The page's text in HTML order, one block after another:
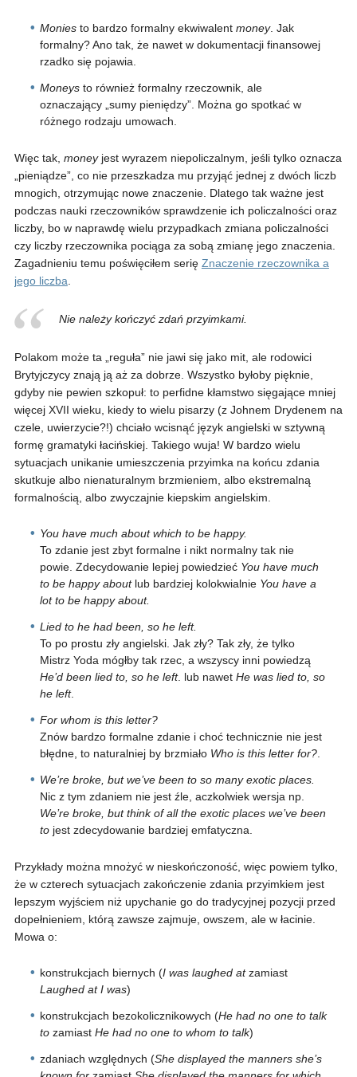
Moniesto bardzo formalny ekwiwalent money. Jak
formalny? Ano tak, że nawet w dokumentacji finansowej
rzadko się pojawia.
Moneysto również formalny rzeczownik, ale
oznaczający „sumy pieniędzy”. Można go spotkać w
różnego rodzaju umowach.
Więc tak, moneyjest wyrazem niepoliczalnym, jeśli tylko oznacza
„pieniądze”, co nie przeszkadza mu przyjąć jednej z dwóch liczb
mnogich, otrzymując nowe znaczenie. Dlatego tak ważne jest
podczas nauki rzeczowników sprawdzenie ich policzalności oraz
liczby, bo w naprawdę wielu przypadkach zmiana policzalności
czy liczby rzeczownika pociąga za sobą zmianę jego znaczenia.
Zagadnieniu temu poświęciłem serię Znaczenie rzeczownika a
jego liczba.
Nie należy kończyć zdań przyimkami.
Polakom może ta „reguła” nie jawi się jako mit, ale rodowici
Brytyjczycy znają ją aż za dobrze. Wszystko byłoby pięknie,
gdyby nie pewien szkopuł: to perfidne kłamstwo sięgające mniej
więcej XVII wieku, kiedy to wielu pisarzy (z Johnem Drydenem na
czele, uwierzycie?!) chciało wcisnąć język angielski w sztywną
formę gramatyki łacińskiej. Takiego wuja! W bardzo wielu
sytuacjach unikanie umieszczenia przyimka na końcu zdania
skutkuje albo nienaturalnym brzmieniem, albo ekstremalną
formalnością, albo zwyczajnie kiepskim angielskim.
You have much about which to be happy.
To zdanie jest zbyt formalne i nikt normalny tak nie
powie. Zdecydowanie lepiej powiedzieć You have much
to be happy about lub bardziej kolokwialnieYou have a
lot to be happy about.
Lied to he had been, so he left.
To po prostu zły angielski. Jak zły? Tak zły, że tylko
Mistrz Yoda mógłby tak rzec, a wszyscy inni powiedzą
He’d been lied to, so he left. lub nawet He was lied to, so
he left.
For whom is this letter?
Znów bardzo formalne zdanie i choć technicznie nie jest
błędne, to naturalniej by brzmiało Who is this letter for?.
We’re broke, but we’ve been to so many exotic places.
Nic z tym zdaniem nie jest źle, aczkolwiek wersja np.
We’re broke, but think of all the exotic places we’ve been
tojest zdecydowanie bardziej emfatyczna.
Przykłady można mnożyć w nieskończoność, więc powiem tylko,
że w czterech sytuacjach zakończenie zdania przyimkiem jest
lepszym wyjściem niż upychanie go do tradycyjnej pozycji przed
dopełnieniem, którą zawsze zajmuje, owszem, ale w łacinie.
Mowa o:
konstrukcjach biernych (I was laughed atzamiast
Laughed at I was)
konstrukcjach bezokolicznikowych (He had no one to talk
tozamiast He had no one to whom to talk)
zdaniach względnych (She displayed the manners she’s